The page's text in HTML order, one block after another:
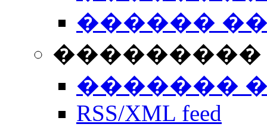
������
���������
�������
RSS/XML feed